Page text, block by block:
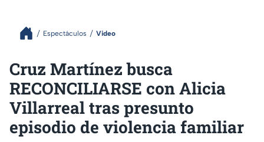
Espectáculos Video
Cruz Martínez busca
RECONCILIARSE con Alicia
Villarreal tras presunto
episodio de violencia familiar